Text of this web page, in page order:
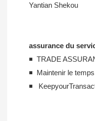
Yantian Shekou
assurance du
◾ TRADE
◾ Maintenir le
◾